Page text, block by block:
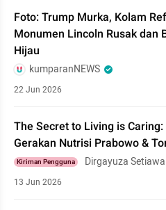
Foto: Trump Murka, Kolam
Monumen Lincoln Rusak dan
Hijau
kumparanNEWS
22 Jun 2026
The Secret to Living is Caring:
Gerakan Nutrisi Prabowo &
Kiriman Pengguna Dirgayuza
13 Jun 2026